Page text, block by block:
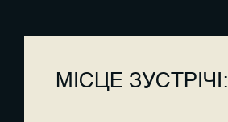
МІСЦЕ ЗУСТРІЧІ: